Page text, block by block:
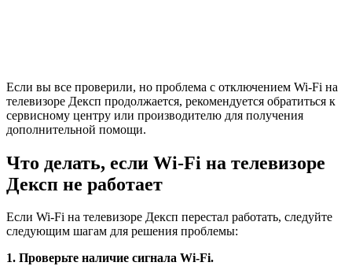
Если вы все проверили, но проблема с отключением Wi-Fi на
телевизоре Дексп продолжается, рекомендуется обратиться к
сервисному центру или производителю для получения
дополнительной помощи.
Что делать, если Wi-Fi на телевизоре
Дексп не работает
Если Wi-Fi на телевизоре Дексп перестал работать, следуйте
следующим шагам для решения проблемы:
1. Проверьте наличие сигнала Wi-Fi.